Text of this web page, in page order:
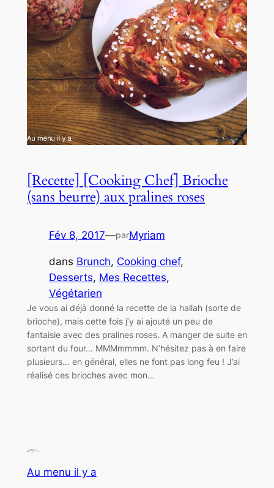
[Recette] [Cooking Chef] Brioche
(sans beurre) aux pralines roses
Fév 8, 2017—parMyriam
dans Brunch, Cooking chef
Desserts, Mes Recettes
Végétarien
Je vous ai déjà donné la recette de la hallah (sorte de
brioche), mais cette fois j’y ai ajouté un peu de
fantaisie avec des pralines roses. A manger de suite en
sortant du four… MMMmmmm. N’hésitez pas à en faire
plusieurs… en général, elles ne font pas long feu ! J’ai
réalisé ces brioches avec mon…
Au menu il y a